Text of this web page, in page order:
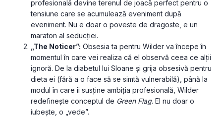
profesională devine terenul de joacă perfect pentru o
tensiune care se acumulează eveniment după
eveniment. Nu e doar o poveste de dragoste, e un
maraton al seducției.
„The Noticer”: Obsesia ta pentru Wilder va începe în
momentul în care vei realiza că el observă ceea ce alții
ignoră. De la diabetul lui Sloane și grija obsesivă pentru
dieta ei (fără a o face să se simtă vulnerabilă), până la
modul în care îi susține ambiția profesională, Wilder
redefinește conceptul de Green Flag. El nu doar o
iubește, o „vede”.